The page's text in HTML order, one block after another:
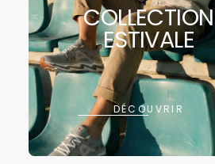
COLLECTION
ESTIVALE
DÉCOUVRIR